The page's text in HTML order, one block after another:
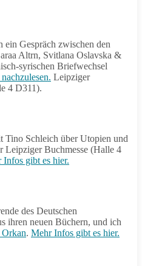
ein Gespräch zwischen den
Altrn, Svitlana Oslavska &
syrischen Briefwechsel
Leipziger
4 D311).
Tino Schleich über Utopien und
Leipziger Buchmesse (Halle 4
Infos gibt es hier.
des Deutschen
ihren neuen Büchern, und ich
. Mehr Infos gibt es hier.